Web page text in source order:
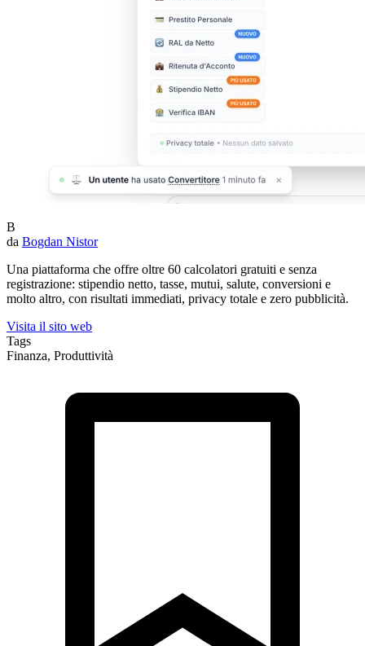
B
da Bogdan Nistor
Una piattaforma che offre oltre 60 calcolatori gratuiti e senza
registrazione: stipendio netto, tasse, mutui, salute, conversioni e
molto altro, con risultati immediati, privacy totale e zero pubblicità.
Visita il sito web
Tags
Finanza, Produttività